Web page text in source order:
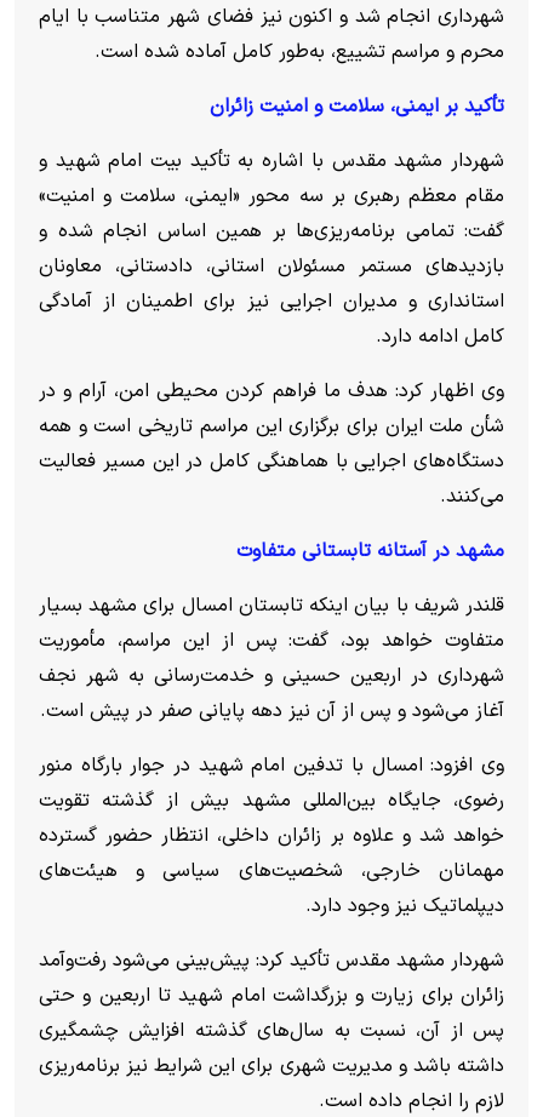
شهرداری انجام شد و اکنون نیز فضای شهر متناسب با ایام
محرم و مراسم تشییع، به‌طور کامل آماده شده است.
تأکید بر ایمنی، سلامت و امنیت زائران
شهردار مشهد مقدس با اشاره به تأکید بیت امام شهید و
مقام معظم رهبری بر سه محور «ایمنی، سلامت و امنیت»
گفت: تمامی برنامه‌ریزی‌ها بر همین اساس انجام شده و
بازدید‌های مستمر مسئولان استانی، دادستانی، معاونان
استانداری و مدیران اجرایی نیز برای اطمینان از آمادگی
کامل ادامه دارد.
وی اظهار کرد: هدف ما فراهم کردن محیطی امن، آرام و در
شأن ملت ایران برای برگزاری این مراسم تاریخی است و همه
دستگاه‌های اجرایی با هماهنگی کامل در این مسیر فعالیت
می‌کنند.
مشهد در آستانه تابستانی متفاوت
قلندر شریف با بیان اینکه تابستان امسال برای مشهد بسیار
متفاوت خواهد بود، گفت: پس از این مراسم، مأموریت
شهرداری در اربعین حسینی و خدمت‌رسانی به شهر نجف
آغاز می‌شود و پس از آن نیز دهه پایانی صفر در پیش است.
وی افزود: امسال با تدفین امام شهید در جوار بارگاه منور
رضوی، جایگاه بین‌المللی مشهد بیش از گذشته تقویت
خواهد شد و علاوه بر زائران داخلی، انتظار حضور گسترده
مهمانان خارجی، شخصیت‌های سیاسی و هیئت‌های
دیپلماتیک نیز وجود دارد.
شهردار مشهد مقدس تأکید کرد: پیش‌بینی می‌شود رفت‌وآمد
زائران برای زیارت و بزرگداشت امام شهید تا اربعین و حتی
پس از آن، نسبت به سال‌های گذشته افزایش چشمگیری
داشته باشد و مدیریت شهری برای این شرایط نیز برنامه‌ریزی
لازم را انجام داده است.